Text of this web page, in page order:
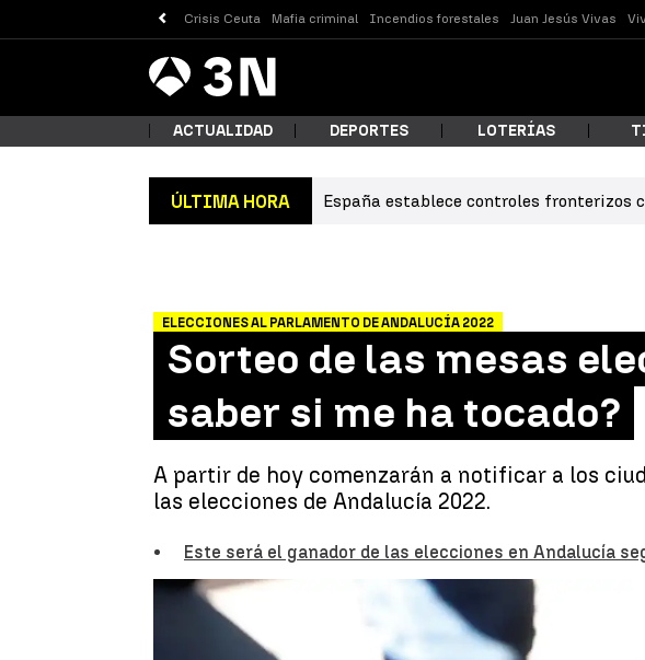
Crisis Ceuta Mafia criminal Incendios forestales Juan Jesús Vivas
Antena
3 Noticias
Buscar
ACTUALIDAD DEPORTES LOTERÍAS
ÚLTIMA HORA España establece controles fronterizos
ELECCIONES AL PARLAMENTO DE ANDALUCÍA 2022
Sorteo de las mesas
saber si me ha tocado?
A partir de hoy comenzarán a notificar a los
las elecciones de Andalucía 2022.
Este será el ganador de las elecciones en Andalucía